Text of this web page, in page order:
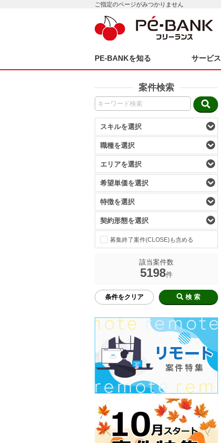
ご指定のページがみつかりません
PE-BANKを知る サービ
案件検索
スキルを選択
職種を選択
エリアを選択
希望単価を選択
特徴を選択
契約形態を選択
募集終了案件(CLOSE)も含める
該当案件数
5198件
条件をクリア 検 索